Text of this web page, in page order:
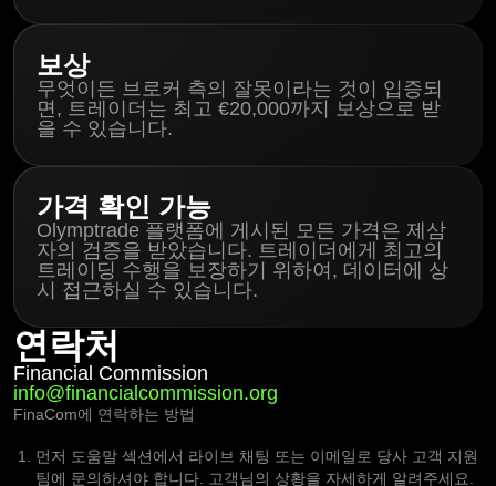
보상
무엇이든 브로커 측의 잘못이라는 것이 입증되
면, 트레이더는 최고 €20,000까지 보상으로 받
을 수 있습니다.
가격 확인 가능
Olymptrade 플랫폼에 게시된 모든 가격은 제삼
자의 검증을 받았습니다. 트레이더에게 최고의
트레이딩 수행을 보장하기 위하여, 데이터에 상
시 접근하실 수 있습니다.
연락처
Financial Commission
info@financialcommission.org
FinaCom에 연락하는 방법
먼저 도움말 섹션에서 라이브 채팅 또는 이메일로 당사 고객 지원
팀에 문의하셔야 합니다. 고객님의 상황을 자세하게 알려주세요.